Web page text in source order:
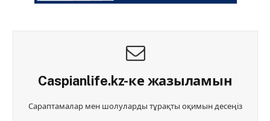
Caspianlife.kz-ке жазыламын
Сараптамалар мен шолуларды тұрақты оқимын десеңіз